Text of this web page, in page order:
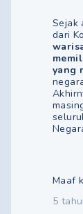
Sejak
dari
yang
Maaf
5